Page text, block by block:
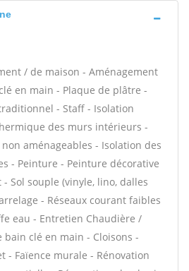
/ de maison - Aménagement
en main - Plaque de plâtre -
- Staff - Isolation
des murs intérieurs -
aménageables - Isolation des
- Peinture - Peinture décorative
Sol souple (vinyle, lino, dalles
- Réseaux courant faibles
eau - Entretien Chaudière /
bain clé en main - Cloisons -
- Faïence murale - Rénovation